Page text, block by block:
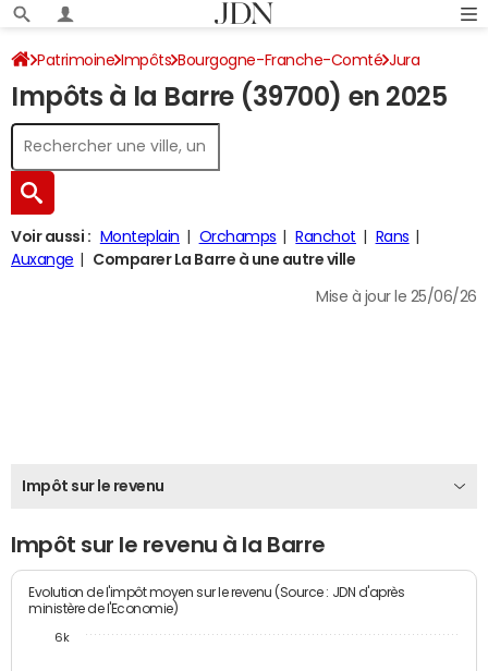
Patrimoine Impôts Bourgogne-Franche-Comté Jura
La Barre Impôt sur le revenu
Impôts à la Barre (39700) en 2025
Voir aussi : Monteplain Orchamps Ranchot
Rans
Auxange
Comparer La Barre à une autre ville
Mise à jour le 25/06/26
Impôt sur le revenu
Impôt sur le revenu à la Barre
Evolution de l'impôt moyen sur le revenu (Source : JDN d'après
ministère de l'Economie)
6k